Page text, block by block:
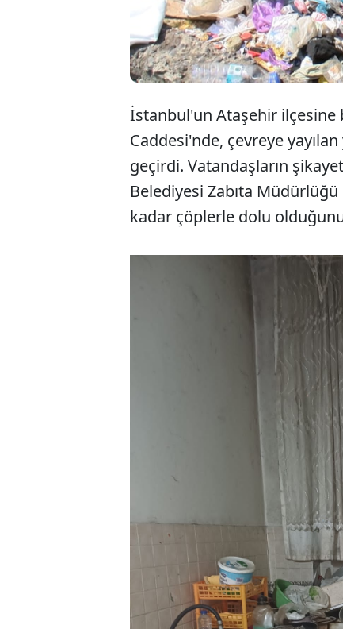
İstanbul'un Ataşehir ilçesine
Caddesi'nde, çevreye
geçirdi. Vatandaşların
Belediyesi Zabıta
kadar çöplerle dolu